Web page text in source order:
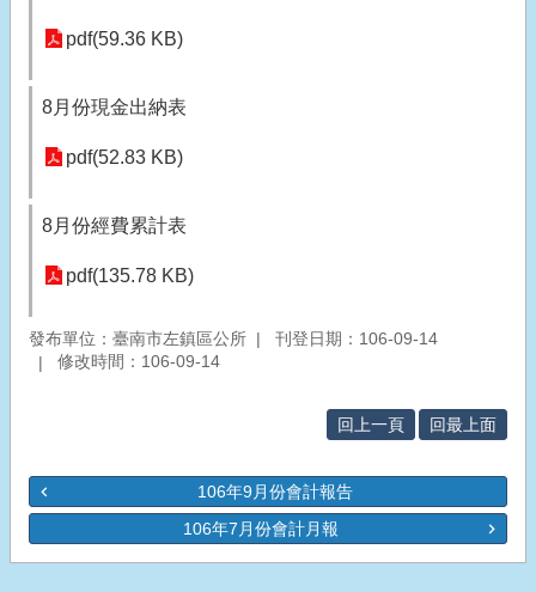
pdf(59.36 KB)
8月份現金出納表
pdf(52.83 KB)
8月份經費累計表
pdf(135.78 KB)
發布單位：臺南市左鎮區公所
刊登日期：106-09-14
修改時間：106-09-14
回上一頁 回最上面
106年9月份會計報告
106年7月份會計月報